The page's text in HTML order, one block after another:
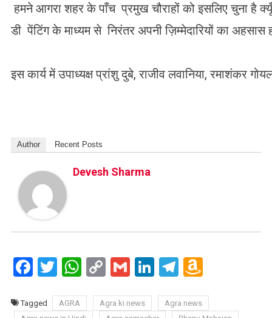
हमने आगरा शहर के पाँच प्रमुख चौराहों को इसलिए चुना है
डी पेंटिंग के माध्यम से निरंतर अपनी ज़िम्मेदारियों का
इस कार्य में उपाध्यक्ष प्रांशु दुबे, राजीव लवानिया, रमाशंकर
Author Recent Posts
Devesh Sharma
Facebook
TwitterWhatsApp
CopyGmailLinkedIn
Telegram
List
Tagged AGRA Agra ki news
Agra news